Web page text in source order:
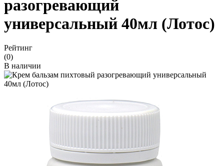
разогревающий
универсальный 40мл (Лотос)
Рейтинг
(0)
В наличии